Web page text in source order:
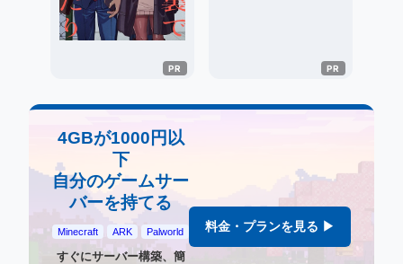
4GBが1000円以
下
自分のゲームサー
バーを持てる
Minecraft ARK Palworld
すぐにサーバー構築、簡
料金・プランを見る ▶